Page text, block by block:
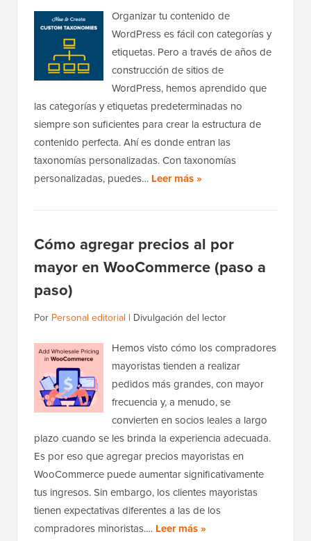
Organizar tu contenido de
WordPress es fácil con categorías y
etiquetas. Pero a través de años de
construcción de sitios de
WordPress, hemos aprendido que
las categorías y etiquetas predeterminadas no
siempre son suficientes para crear la estructura de
contenido perfecta. Ahí es donde entran las
taxonomías personalizadas. Con taxonomías
personalizadas, puedes… Leer más »
Cómo agregar precios al por
mayor en WooCommerce (paso a
paso)
Por Personal editorial | Divulgación del lector
Hemos visto cómo los compradores
mayoristas tienden a realizar
pedidos más grandes, con mayor
frecuencia y, a menudo, se
convierten en socios leales a largo
plazo cuando se les brinda la experiencia adecuada.
Es por eso que agregar precios mayoristas en
WooCommerce puede aumentar significativamente
tus ingresos. Sin embargo, los clientes mayoristas
tienen expectativas diferentes a las de los
compradores minoristas.… Leer más »